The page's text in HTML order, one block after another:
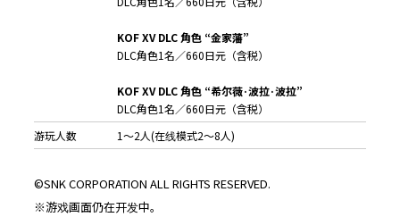
KOF XV DLC角色 “金家藩”
DLC角色1名／660日元（含税）
KOF XV DLC角色 “希尔薇·波拉·波拉”
DLC角色1名／660日元（含税）
游玩人数
1～2人(在线模式2～8人)
©SNK CORPORATION ALL RIGHTS RESERVED.
※游戏画面仍在开发中。